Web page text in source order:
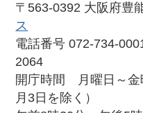
〒563-0392 大阪府豊
ス
電話番号 072-734-
2064
開庁時間 月曜日～金
月3日を除く）